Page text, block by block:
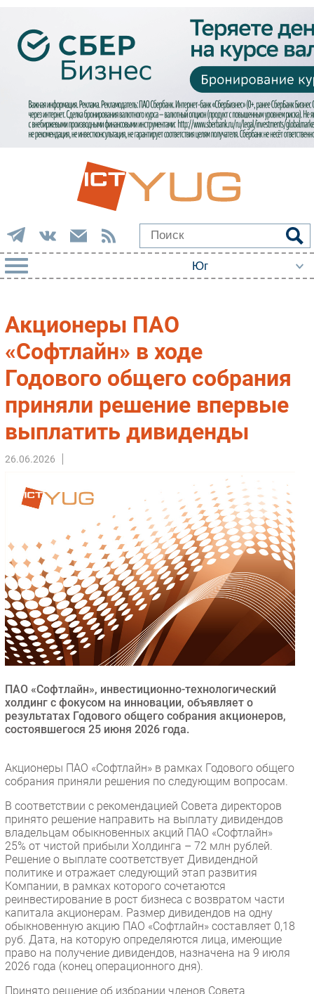
Импорто­замещение
Автоматизация Промышленности
Интернет
Мобильная связь
Фиксированная связь
Интеграция
Рынок ПК
Торговые сети
Оборудование
Outsourcing
Кадры
Регулирование
Финансы
Web
Безопасность
Инновации
CIO/Управление ИТ
Гаджеты
Здоровье
РАЗДЕЛЫ
Аналитика
Интервью
Мероприятия
Проекты
IT класс
Тестовый стенд
Каталог компаний
Акционеры ПАО
«Софтлайн» в ходе
Годового общего собрания
приняли решение впервые
выплатить дивиденды
26.06.2026
ПАО «Софтлайн», инвестиционно-технологический
холдинг с фокусом на инновации, объявляет о
результатах Годового общего собрания акционеров,
состоявшегося 25 июня 2026 года.
Акционеры ПАО «Софтлайн» в рамках Годового общего
собрания приняли решения по следующим вопросам.
В соответствии с рекомендацией Совета директоров
принято решение направить на выплату дивидендов
владельцам обыкновенных акций ПАО «Софтлайн»
25% от чистой прибыли Холдинга – 72 млн рублей.
Решение о выплате соответствует Дивидендной
политике и отражает следующий этап развития
Компании, в рамках которого сочетаются
реинвестирование в рост бизнеса с возвратом части
капитала акционерам. Размер дивидендов на одну
обыкновенную акцию ПАО «Софтлайн» составляет 0,18
руб. Дата, на которую определяются лица, имеющие
право на получение дивидендов, назначена на 9 июля
2026 года (конец операционного дня).
Принято решение об избрании членов Совета